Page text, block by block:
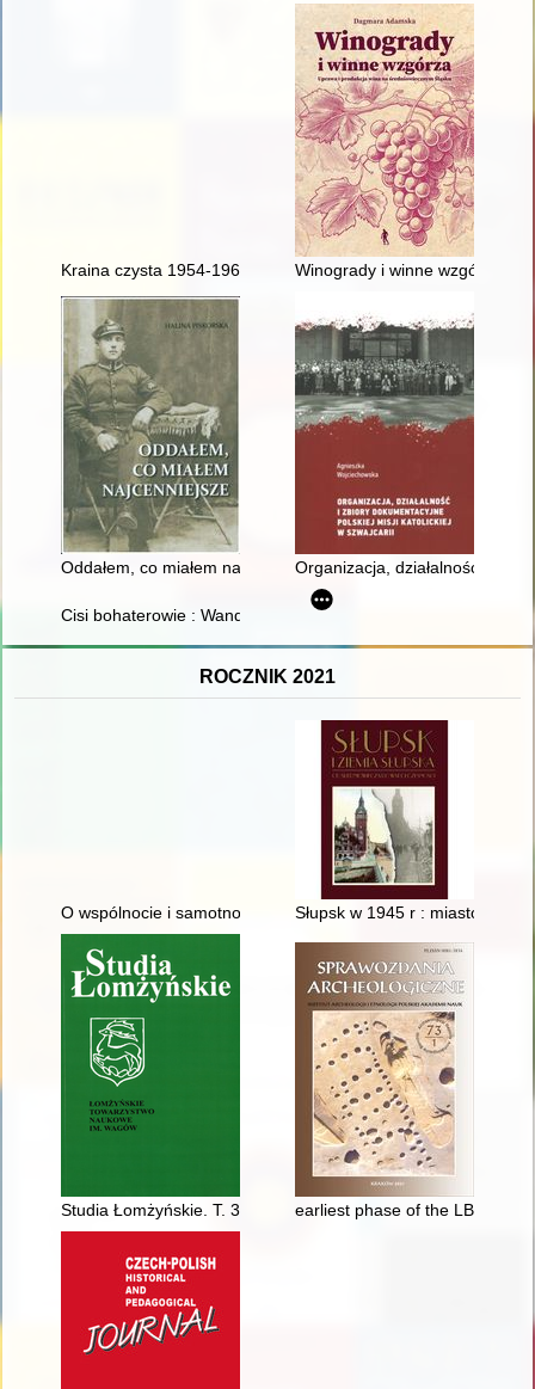
Kraina czysta 1954-1964 Winogrady i winne wzgórza :
Oddałem, co miałem najcenniejszeOrganizacja, działalność i
Cisi bohaterowie : Wanda i Władysław Lis
ROCZNIK 2021
O wspólnocie i samotnościach w kulturze ludowej
Słupsk w 1945 r : miasto
Studia Łomżyńskie. T. 30 (2020)earliest phase of the LBK in